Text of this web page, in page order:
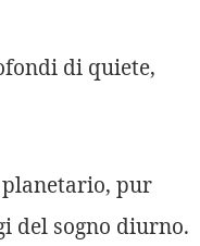
di quiete,
pur
del sogno diurno.